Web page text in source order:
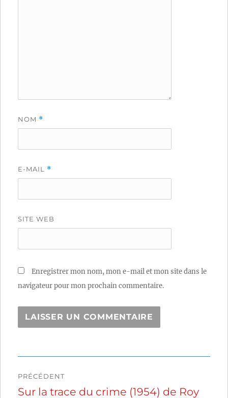
NOM *
E-MAIL *
SITE WEB
Enregistrer mon nom, mon e-mail et mon site dans le
navigateur pour mon prochain commentaire.
de
PRÉCÉDENT
Publication
Sur la trace du crime (1954) de Roy